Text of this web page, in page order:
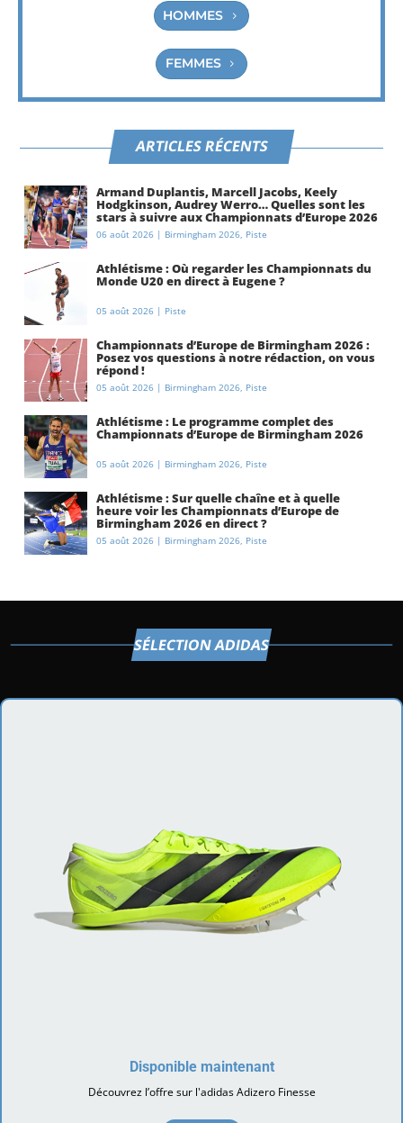
HOMMES
FEMMES
ARTICLES RÉCENTS
Armand Duplantis, Marcell Jacobs, Keely
Hodgkinson, Audrey Werro… Quelles sont les
stars à suivre aux Championnats d’Europe 2026
à Birmingham ?
06 août 2026 | Birmingham 2026 Piste
Athlétisme : Où regarder les Championnats du
Monde U20 en direct à Eugene ?
05 août 2026 | Piste
Championnats d’Europe de Birmingham 2026 :
Posez vos questions à notre rédaction, on vous
répond !
05 août 2026 | Birmingham 2026 Piste
Athlétisme : Le programme complet des
Championnats d’Europe de Birmingham 2026
05 août 2026 | Birmingham 2026 Piste
Athlétisme : Sur quelle chaîne et à quelle
heure voir les Championnats d’Europe de
Birmingham 2026 en direct ?
05 août 2026 | Birmingham 2026 Piste
SÉLECTION ADIDAS
Disponible maintenant
Découvrez l’offre sur l'adidas Adizero Finesse